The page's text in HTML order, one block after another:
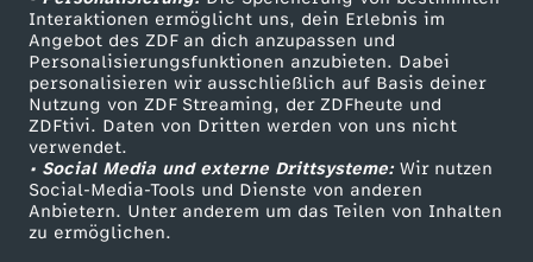
Interaktionen ermöglicht uns, dein Erlebnis im
Angebot des ZDF an dich anzupassen und
Personalisierungsfunktionen anzubieten. Dabei
personalisieren wir ausschließlich auf Basis deiner
Nutzung von ZDF Streaming, der ZDFheute und
ZDFtivi. Daten von Dritten werden von uns nicht
verwendet.
• Social Media und externe Drittsysteme:Wir nutzen
Social-Media-Tools und Dienste von anderen
Anbietern. Unter anderem um das Teilen von Inhalten
zu ermöglichen.
d
d
i
e
A
Sendungen A-Z
TV-Programm
Hilfe
ZDF Unternehmen
Karriere